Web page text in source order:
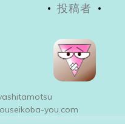
投稿者
you.com